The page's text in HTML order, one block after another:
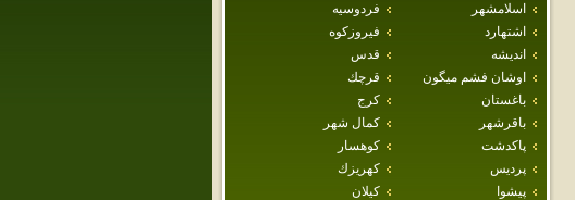
اسلامشهر
فردوسيه
اشتهارد
فيروزكوه
انديشه
قدس
اوشان فشم ميگون
قرچك
باغستان
كرج
باقرشهر
كمال شهر
پاكدشت
كوهسار
پرديس
كهريزك
پيشوا
كيلان